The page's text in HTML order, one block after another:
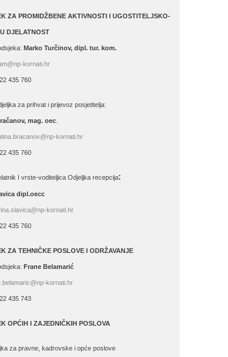
ZA PROMIDŽBENE AKTIVNOSTI I UGOSTITELJSKO-
DJELATNOST
Marko Turčinov, dipl. tur. kom.
kornati.hr
435 760
za prihvat i prijevoz posjetitelja:
mag. oec
kornati.hr
435 760
I vrste-voditeljica Odjeljka recepcija:
dipl.oecc
kornati.hr
435 760
ZA TEHNIČKE POSLOVE I ODRŽAVANJE
Frane Belamarić
kornati.hr
435 743
OPĆIH I ZAJEDNIČKIH POSLOVA
za pravne, kadrovske i opće poslove